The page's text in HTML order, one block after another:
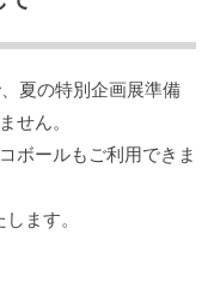
夏の特別企画展準備
せん。
ボールもご利用できま
ます。